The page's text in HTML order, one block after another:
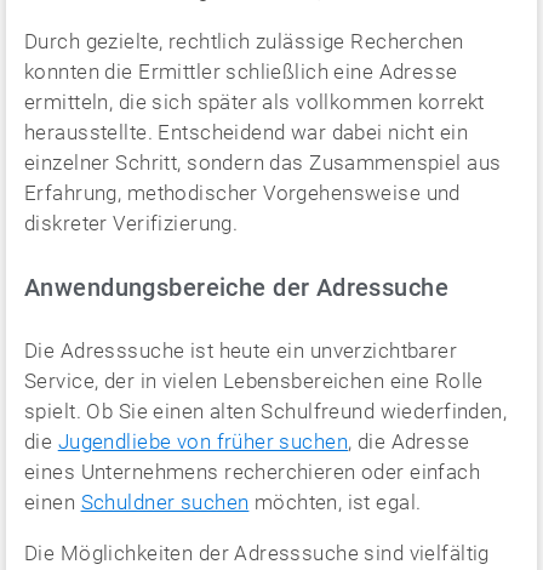
Durch gezielte, rechtlich zulässige Recherchen
konnten die Ermittler schließlich eine Adresse
ermitteln, die sich später als vollkommen korrekt
herausstellte. Entscheidend war dabei nicht ein
einzelner Schritt, sondern das Zusammenspiel aus
Erfahrung, methodischer Vorgehensweise und
diskreter Verifizierung.
Anwendungsbereiche der Adressuche
Die Adresssuche ist heute ein unverzichtbarer
Service, der in vielen Lebensbereichen eine Rolle
spielt. Ob Sie einen alten Schulfreund wiederfinden,
die Jugendliebe von früher suchen, die Adresse
eines Unternehmens recherchieren oder einfach
einen Schuldner suchen möchten, ist egal.
Die Möglichkeiten der Adresssuche sind vielfältig